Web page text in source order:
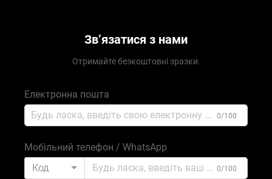
Зв’язатися з нами
Отримайте безкоштовні зразки.
Електронна пошта
0/100
Мобільний телефон / WhatsApp
Код
0/100